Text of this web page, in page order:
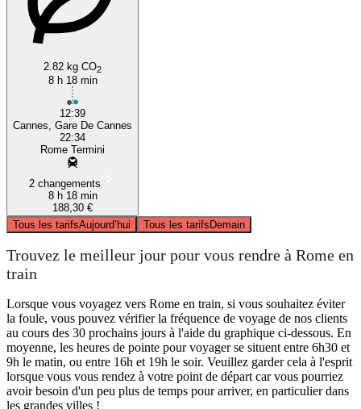
2.82 kg CO2
8 h 18 min
12:39
Cannes, Gare De Cannes
22:34
Rome Termini
2 changements
8 h 18 min
188,30 €
Tous les tarifsAujourd’hui Tous les tarifsDemain
Trouvez le meilleur jour pour vous rendre à Rome en
train
Lorsque vous voyagez vers Rome en train, si vous souhaitez éviter
la foule, vous pouvez vérifier la fréquence de voyage de nos clients
au cours des 30 prochains jours à l'aide du graphique ci-dessous. En
moyenne, les heures de pointe pour voyager se situent entre 6h30 et
9h le matin, ou entre 16h et 19h le soir. Veuillez garder cela à l'esprit
lorsque vous vous rendez à votre point de départ car vous pourriez
avoir besoin d'un peu plus de temps pour arriver, en particulier dans
les grandes villes !